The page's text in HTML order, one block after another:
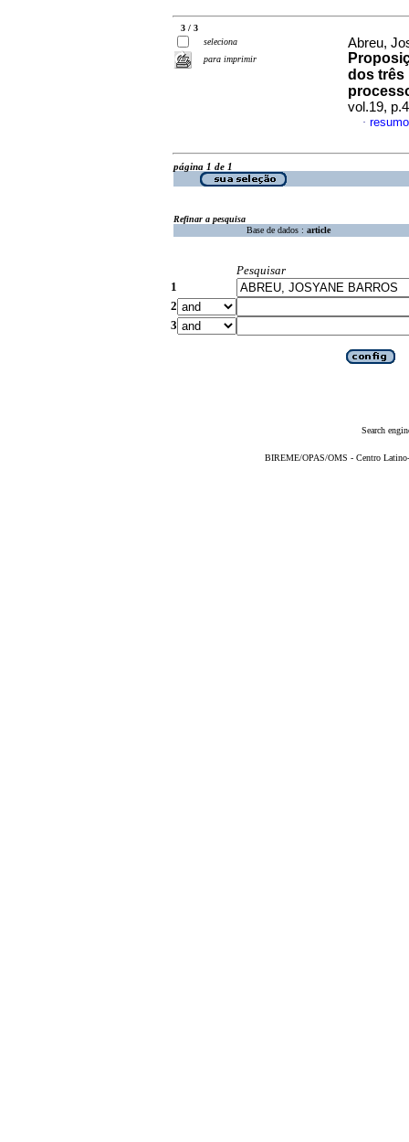
3 / 3
seleciona
para imprimir
Abreu,
dos três
vol.19,
·
página 1 de 1
Refinar a pesquisa
Base de dados : article
Pesquisar
1
2
3
Search
BIREME/OPAS/OMS - Centro Latino-